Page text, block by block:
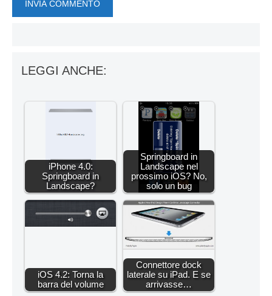
LEGGI ANCHE:
iPhone 4.0:
Springboard in
Landscape?
Springboard in
Landscape nel
prossimo iOS? No,
solo un bug
iOS 4.2: Torna la
barra del volume
Connettore dock
laterale su iPad. E se
arrivasse…